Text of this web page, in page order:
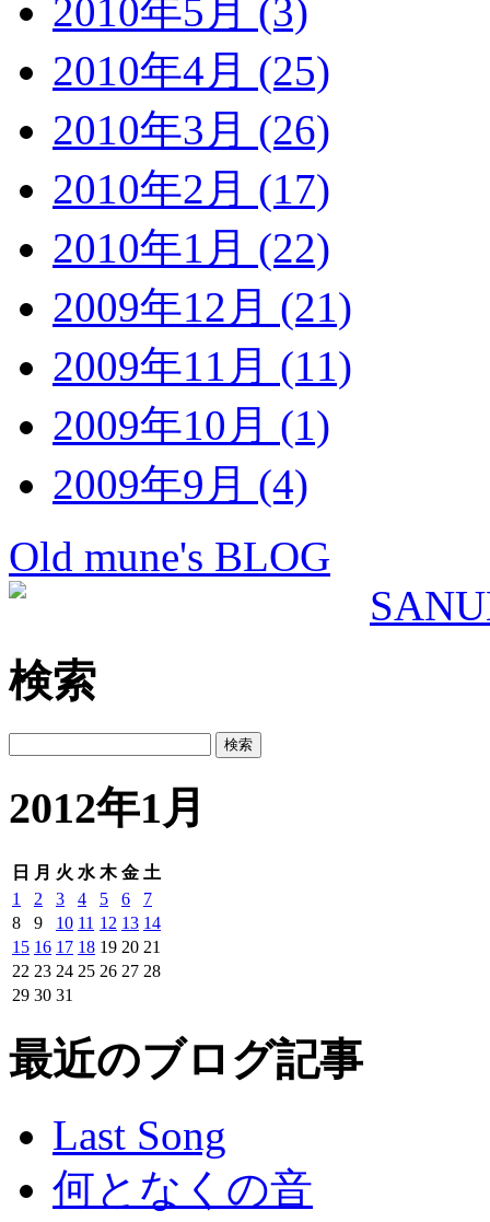
2010年5月 (3)
2010年4月 (25)
2010年3月 (26)
2010年2月 (17)
2010年1月 (22)
2009年12月 (21)
2009年11月 (11)
2009年10月 (1)
2009年9月 (4)
Old mune's BLOG
検索
2012年1月
日 月 火 水 木 金 土
1
2 3 4 5 6
7
8
9 10 11 12 13 14
15 16 17 18 19 20 21
22 23 24 25 26 27 28
29 30 31
最近のブログ記事
Last Song
何となくの音